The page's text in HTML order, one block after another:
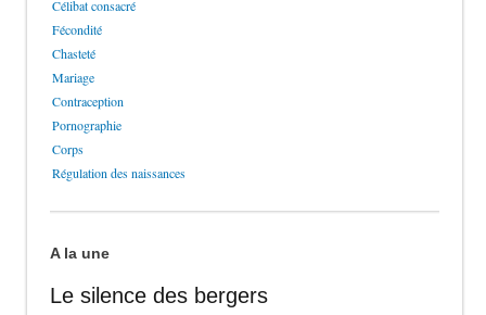
Célibat consacré
Fécondité
Chasteté
Mariage
Contraception
Pornographie
Corps
Régulation des naissances
A la une
Le silence des bergers